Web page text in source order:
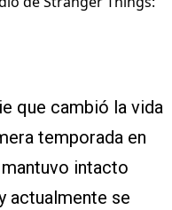
que cambió la vida
temporada en
intacto
actualmente se